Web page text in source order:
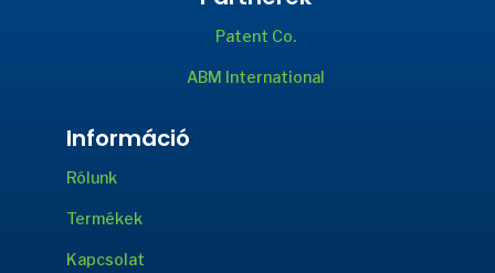
Patent Co.
ABM International
Információ
Rólunk
Termékek
Kapcsolat